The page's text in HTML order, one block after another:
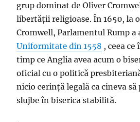
grup dominat de Oliver
libertății religioase. În 1650, la
Cromwell, Parlamentul Rump
Uniformitate din 1558 , ceea ce
timp ce Anglia avea acum o
oficial cu o politică
nicio cerință legală ca cineva
slujbe în biserica stabilită.